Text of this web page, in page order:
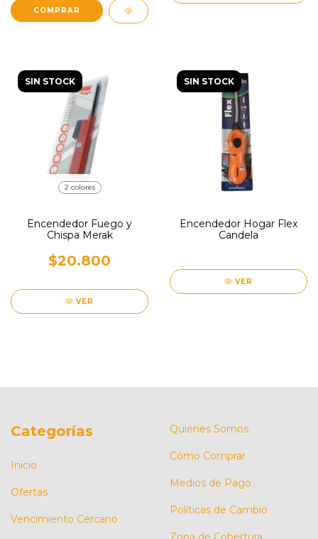
SIN STOCK
2 colores
Encendedor Fuego y
Chispa Merak
$20.800
VER
SIN STOCK
Encendedor Hogar Flex
Candela
VER
Categorías
Inicio
Ofertas
Vencimiento Cercano
Quiénes Somos
Cómo Comprar
Medios de Pago
Políticas de Cambio